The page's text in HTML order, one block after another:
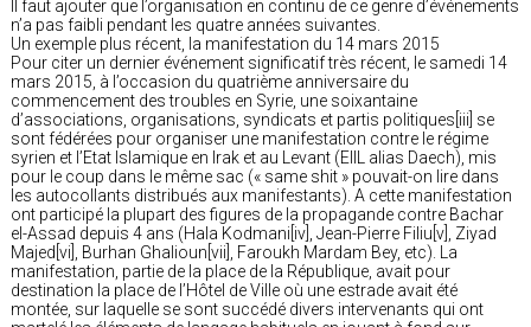
Il faut ajouter que l’organisation en continu de ce genre d’événements
n’a pas faibli pendant les quatre années suivantes.
Un exemple plus récent, la manifestation du 14 mars 2015
Pour citer un dernier événement significatif très récent, le samedi 14
mars 2015, à l’occasion du quatrième anniversaire du
commencement des troubles en Syrie, une soixantaine
d’associations, organisations, syndicats et partis politiques[iii] se
sont fédérées pour organiser une manifestation contre le régime
syrien et l’Etat Islamique en Irak et au Levant (EIIL alias Daech), mis
pour le coup dans le même sac (« same shit » pouvait-on lire dans
les autocollants distribués aux manifestants). A cette manifestation
ont participé la plupart des figures de la propagande contre Bachar
el-Assad depuis 4 ans (Hala Kodmani[iv], Jean-Pierre Filiu[v], Ziyad
Majed[vi], Burhan Ghalioun[vii], Faroukh Mardam Bey, etc). La
manifestation, partie de la place de la République, avait pour
destination la place de l’Hôtel de Ville où une estrade avait été
montée, sur laquelle se sont succédé divers intervenants qui ont